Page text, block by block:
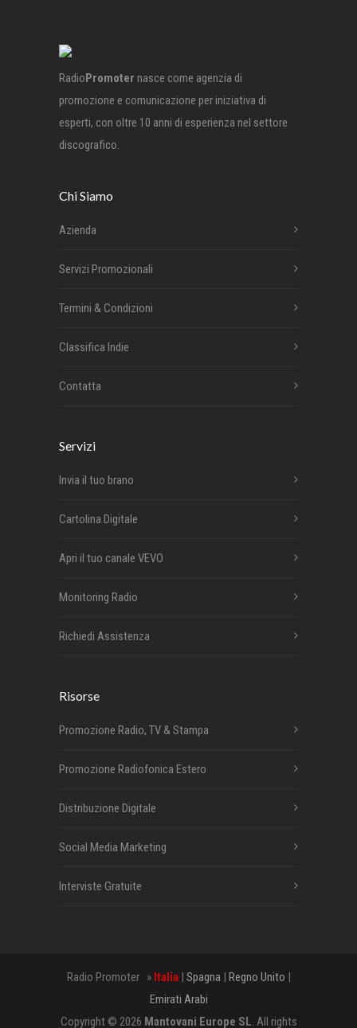
RadioPromoter nasce come agenzia di
promozione e comunicazione per iniziativa di
esperti, con oltre 10 anni di esperienza nel settore
discografico.
Chi Siamo
Azienda
Servizi Promozionali
Termini & Condizioni
Classifica Indie
Contatta
Servizi
Invia il tuo brano
Cartolina Digitale
Apri il tuo canale VEVO
Monitoring Radio
Richiedi Assistenza
Risorse
Promozione Radio, TV & Stampa
Promozione Radiofonica Estero
Distribuzione Digitale
Social Media Marketing
Interviste Gratuite
Radio Promoter » Italia| Spagna | Regno Unito |
Emirati Arabi
Copyright © 2026 Mantovani Europe SL. All rights